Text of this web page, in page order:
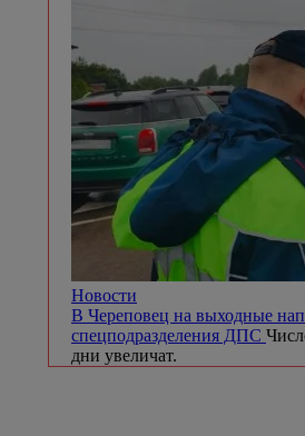
Новости
В Череповец на выходные
спецподразделения ДПС
дни увеличат.